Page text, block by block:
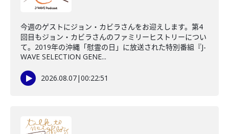
今週のゲストにジョン・カビラさんをお迎えします。第4
回目もジョン・カビラさんのファミリーヒストリーについ
て。2019年の沖縄「慰霊の日」に放送された特別番組『J-
WAVE SELECTION GENE...
2026.08.07|00:22:51